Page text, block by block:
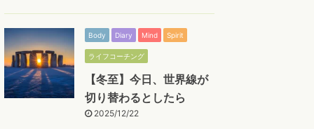
Body Diary Mind Spirit
ライフコーチング
【冬至】今日、世界線が
切り替わるとしたら
2025/12/22